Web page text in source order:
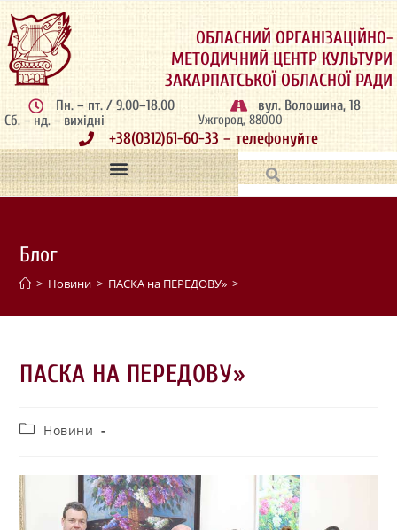
ОБЛАСНИЙ ОРГАНІЗАЦІЙНО-
МЕТОДИЧНИЙ ЦЕНТР КУЛЬТУРИ
ЗАКАРПАТСЬКОЇ ОБЛАСНОЇ РАДИ
Пн. – пт. / 9.00–18.00
Сб. – нд. – вихідні
вул. Волошина, 18
Ужгород, 88000
+38(0312)61-60-33 – телефонуйте
Блог
> Новини > ПАСКА на ПЕРЕДОВУ» >
ПАСКА НА ПЕРЕДОВУ»
Новини